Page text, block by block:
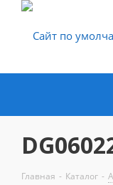
Главная - Каталог -